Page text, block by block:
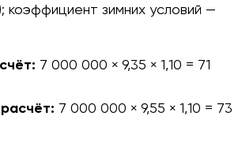
коэффициент зимних условий —
7 000 000 × 9,35 × 1,10 = 71
7 000 000 × 9,55 × 1,10 = 73